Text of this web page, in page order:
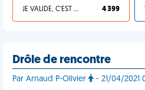
JE VALIDE, C'EST UNE VDM 4 399
Drôle de rencontre
Par Arnaud P-Olivier - 21/04/2021